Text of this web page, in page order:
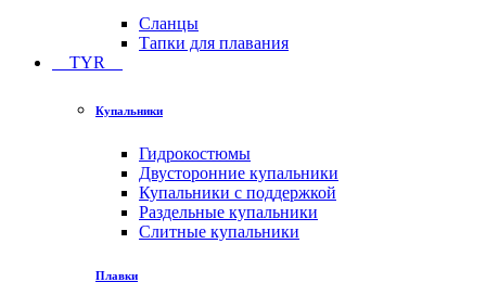
Сланцы
Тапки для плавания
TYR
Купальники
Гидрокостюмы
Двусторонние купальники
Купальники с поддержкой
Раздельные купальники
Слитные купальники
Плавки